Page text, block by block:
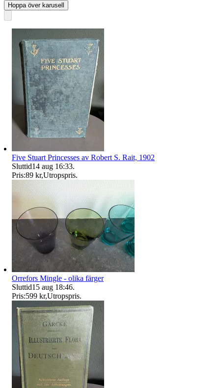
Hoppa över karusell
Five Stuart Princesses av Robert S. Rait, 1902
Sluttid14 aug 16:33.
Pris:89 kr,Utropspris.
Orrefors Mingle - olika färger
Sluttid15 aug 18:46.
Pris:599 kr,Utropspris.